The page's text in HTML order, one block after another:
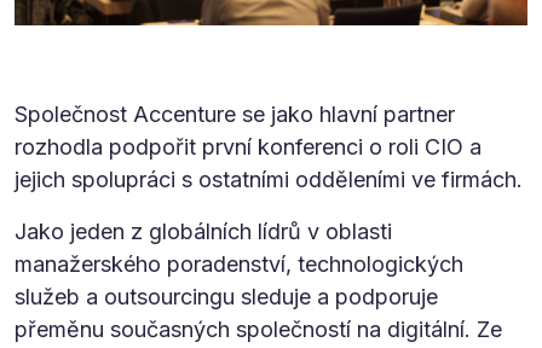
Společnost Accenture se jako hlavní partner
rozhodla podpořit první konferenci o roli CIO a
jejich spolupráci s ostatními odděleními ve firmách.
Jako jeden z globálních lídrů v oblasti
manažerského poradenství, technologických
služeb a outsourcingu sleduje a podporuje
přeměnu současných společností na digitální. Ze